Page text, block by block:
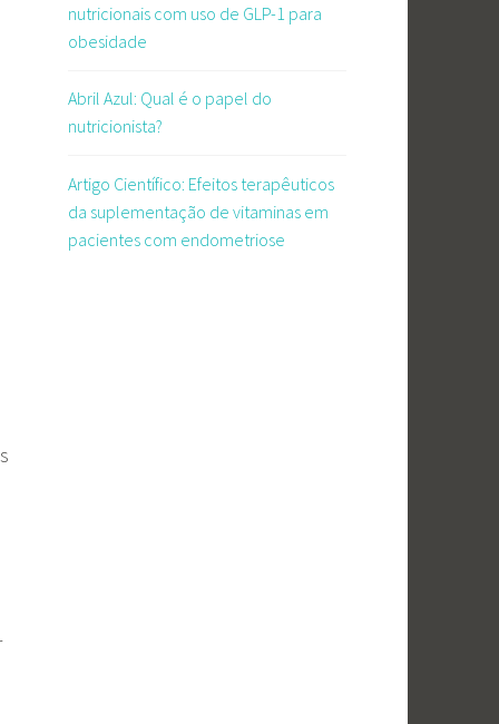
nutricionais com uso de GLP-1 para
obesidade
Abril Azul: Qual é o papel do
nutricionista?
Artigo Científico: Efeitos terapêuticos
da suplementação de vitaminas em
pacientes com endometriose